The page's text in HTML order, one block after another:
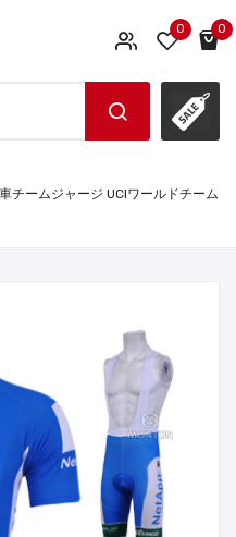
0 0
チームジャージ UCIワールドチーム